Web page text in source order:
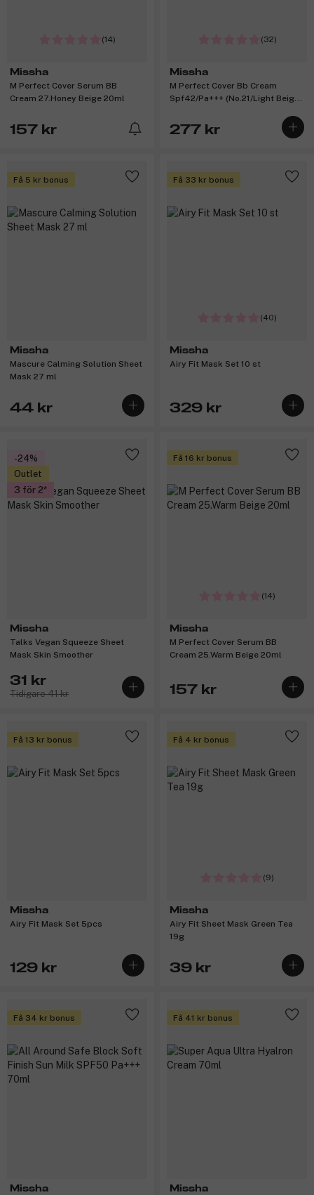
(14)
Missha
M Perfect Cover Serum BB
Cream 27.Honey Beige 20ml
157 kr
(32)
Missha
M Perfect Cover Bb Cream
Spf42/Pa+++ (No.21/Light Beige)
277 kr
Få 5 kr bonus
Missha
Mascure Calming Solution Sheet
Mask 27 ml
44 kr
Få 33 kr bonus
(40)
Missha
Airy Fit Mask Set 10 st
329 kr
-24%
Outlet
3 för 2
Missha
Talks Vegan Squeeze Sheet
Mask Skin Smoother
31 kr
Tidigare 41 kr
Få 16 kr bonus
(14)
Missha
M Perfect Cover Serum BB
Cream 25.Warm Beige 20ml
157 kr
Få 13 kr bonus
Missha
Airy Fit Mask Set 5pcs
129 kr
Få 4 kr bonus
(9)
Missha
Airy Fit Sheet Mask Green Tea
19g
39 kr
Få 34 kr bonus
Missha
Få 41 kr bonus
Missha